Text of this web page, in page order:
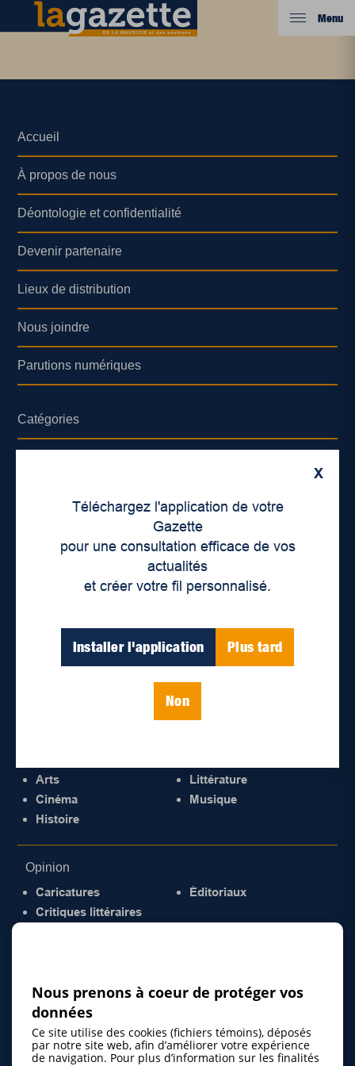
Menu
X
Téléchargez l'application de votre
Gazette
pour une consultation efficace de vos
actualités
et créer votre fil personnalisé.
Installer l'application Plus tard
Non
Accueil
À propos de nous
Déontologie et confidentialité
Devenir partenaire
Lieux de distribution
Nous joindre
Parutions numériques
Catégories
International
Politique
Santé
Arts
Cinéma
Histoire
Littérature
Musique
Opinion
Caricatures
Critiques littéraires
Éditoriaux
Nous prenons à coeur de protéger vos
données
Ce site utilise des cookies (fichiers témoins), déposés
par notre site web, afin d’améliorer votre expérience
de navigation. Pour plus d’information sur les finalités